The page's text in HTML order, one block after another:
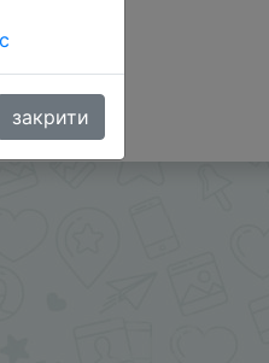
закрити